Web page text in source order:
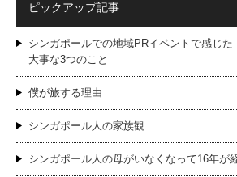
ピックアップ記事
シンガポールでの地域PRイベントで感じた
大事な3つのこと
僕が旅する理由
シンガポール人の家族観
シンガポール人の母がいなくなって16年が